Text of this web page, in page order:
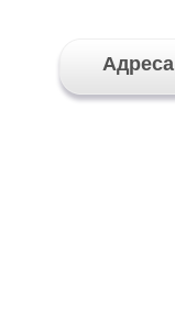
Адреса